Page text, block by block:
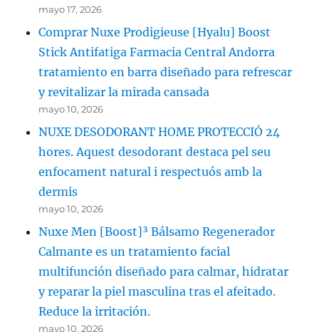
mayo 17, 2026
Comprar Nuxe Prodigieuse [Hyalu] Boost
Stick Antifatiga Farmacia Central Andorra
tratamiento en barra diseñado para refrescar
y revitalizar la mirada cansada
mayo 10, 2026
NUXE DESODORANT HOME PROTECCIÓ 24
hores. Aquest desodorant destaca pel seu
enfocament natural i respectuós amb la
dermis
mayo 10, 2026
Nuxe Men [Boost]³ Bálsamo Regenerador
Calmante es un tratamiento facial
multifunción diseñado para calmar, hidratar
y reparar la piel masculina tras el afeitado.
Reduce la irritación.
mayo 10, 2026